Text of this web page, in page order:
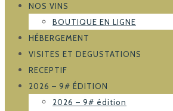
NOS VINS
BOUTIQUE EN LIGNE
HÉBERGEMENT
VISITES ET DEGUSTATIONS
RECEPTIF
2026 – 9# ÉDITION
2026 – 9# édition